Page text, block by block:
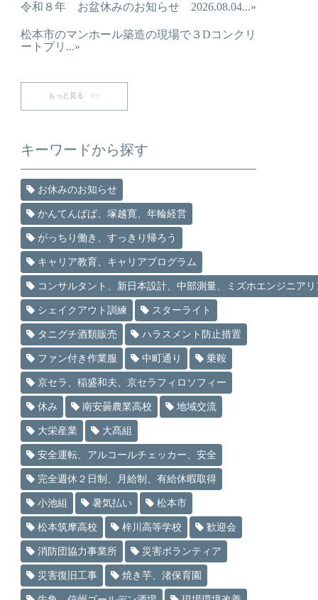
令和８年 お盆休みのお知らせ 2026.08.04...»
松本市のマンホール築造の現場で３Dコンクリ
ートプリ...»
もっと見る >>
キーワードから探す
お休みのお知らせ
かんてんぱぱ、塚越寛、年輪経営
がっちり働き、すっきり帰ろう
キャリア教育、キャリアプログラム
コンサルタント、新日本設計、中部測量、ミズホエンジニアリ
シェイクアウト訓練 スターライト
タニグチ酒類販売 ハラスメント防止措置
ファン付き作業服 中町通り 乗鞍
京セラ、稲盛和夫、京セラフィロソフィー
休み 南安曇農業高校 地域交流
大栄産業 大髙組
安全運転、アルコールチェッカー、安全
完全週休２日制、月給制、有給休暇取得
小池組 暑気払い 松本市
松本筑摩高校 梓川高等学校 歓迎会
消防団協力事業所 災害ボランティア
災害復旧工事 焼き芋、渚保育園